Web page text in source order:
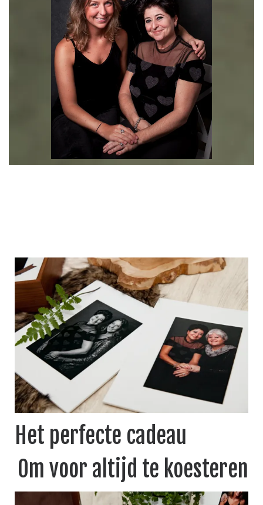
Het perfecte cadeau
Om voor altijd te koesteren